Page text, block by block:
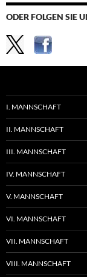
ODER FOLGEN SIE
I. MANNSCHAFT
II. MANNSCHAFT
III. MANNSCHAFT
IV. MANNSCHAFT
V. MANNSCHAFT
VI. MANNSCHAFT
VII. MANNSCHAFT
VIII. MANNSCHAFT